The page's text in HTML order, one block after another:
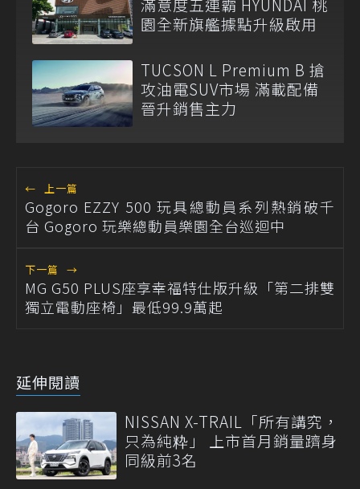
滿意度五連霸 HYUNDAI 桃
園全新旗艦據點升級啟用
TUCSON L Premium B 搶
攻油電SUV市場 滿載配備
晉升銷售主力
← 上一篇
Gogoro EZZY 500 玩具總動員系列熱銷破千
台 Gogoro 玩樂總動員樂園全台巡迴中
下一篇 →
MG G50 PLUS座享幸福特仕版升級「第二排雙
獨立電動座椅」最低99.9萬起
延伸閱讀
NISSAN X-TRAIL「所有講究，
只為純粋」 上市首月銷量躋身
同級前3名